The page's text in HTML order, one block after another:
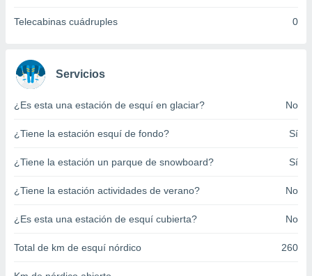
en
en
de
o acceder
perfiles
Telecabinas cuádruples 0
Servicios
¿Es esta una estación de esquí en glaciar? No
¿Tiene la estación esquí de fondo? Sí
¿Tiene la estación un parque de snowboard? Sí
¿Tiene la estación actividades de verano? No
¿Es esta una estación de esquí cubierta? No
Total de km de esquí nórdico 260